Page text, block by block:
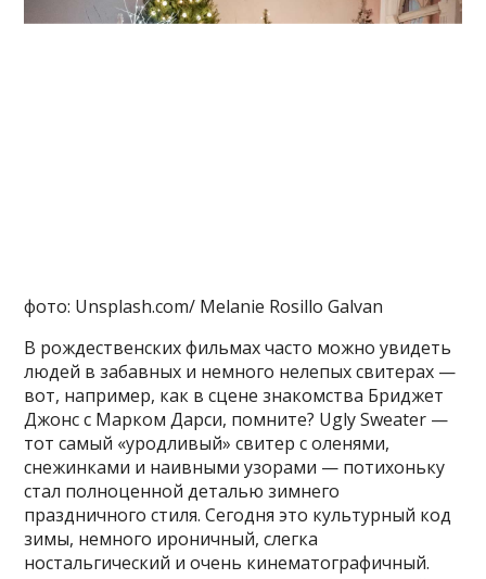
фото: Unsplash.com/ Melanie Rosillo Galvan
В рождественских фильмах часто можно увидеть
людей в забавных и немного нелепых свитерах —
вот, например, как в сцене знакомства Бриджет
Джонс с Марком Дарси, помните? Ugly Sweater —
тот самый «уродливый» свитер с оленями,
снежинками и наивными узорами — потихоньку
стал полноценной деталью зимнего
праздничного стиля. Сегодня это культурный код
зимы, немного ироничный, слегка
ностальгический и очень кинематографичный.